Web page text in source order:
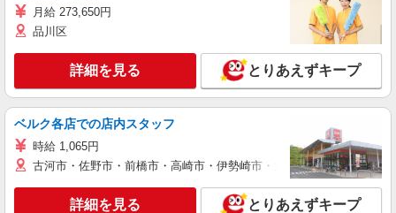
月給 273,650円
品川区
詳細を見る とりあえずキープ
ベルク各店での店内スタッフ
時給 1,065円
古河市・佐野市・前橋市・高崎市・伊勢崎市・太田市・館林市・藤
詳細を見る とりあえずキープ